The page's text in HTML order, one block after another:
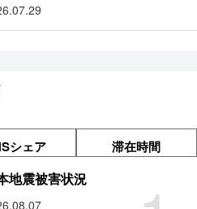
シェア 滞在時間
地震被害状況